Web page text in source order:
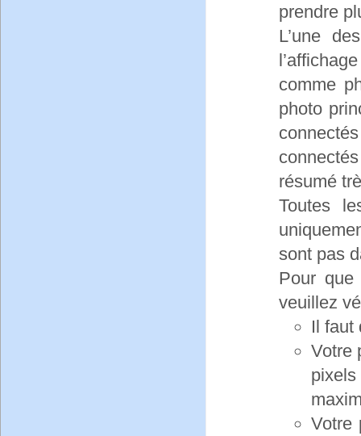
prendre
L’une
comme
photo
résumé
Toutes
sont pas
Pour que
veuillez
Il faut
Votre
Votre